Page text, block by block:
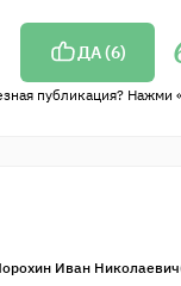
ДА (6)
публикация? Нажми
Иван Николаевич